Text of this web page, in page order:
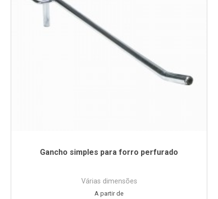
Gancho simples para forro perfurado
Várias dimensões
Preço
A partir de